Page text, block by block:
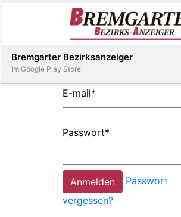
Inserieren Abonnieren
E-mail*
Passwort*
Passwort
vergessen?
Bremgarter Bezirksanzeiger
Im Google Play Store